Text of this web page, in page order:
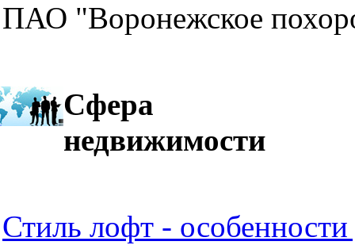
ПАО "Воронежское
Сфера
недвижимости
Стиль лофт -